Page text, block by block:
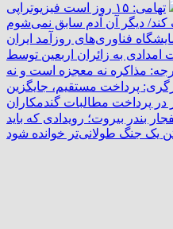
تهامی: ۱۵ روز است فیزیوتراپی
کند/ دیگر آن آدم سابق نمی‌شوم
فناوری‌های روزآمد ایران
هزار خدمت امدادی به زائران اربعین توسط
مذاکره نه معجزه است و نه
پرداخت مستقیم، جایگزین
در پرداخت مطالبات گندمکاران
بندر بیروت؛ رویدادی که باید
یک جنگ طولانی‌تر خوانده شود